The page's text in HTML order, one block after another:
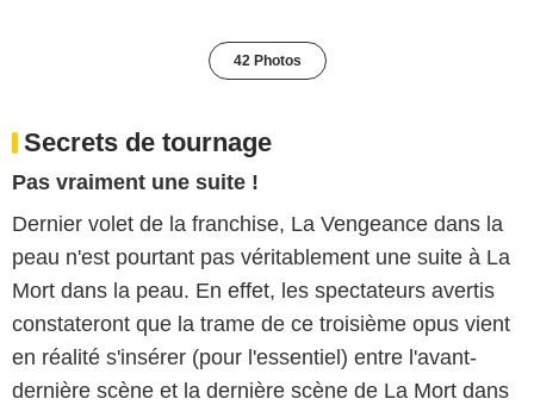
42 Photos
Secrets de tournage
Pas vraiment une suite !
Dernier volet de la franchise, La Vengeance dans la
peau n'est pourtant pas véritablement une suite à La
Mort dans la peau. En effet, les spectateurs avertis
constateront que la trame de ce troisième opus vient
en réalité s'insérer (pour l'essentiel) entre l'avant-
dernière scène et la dernière scène de La Mort dans